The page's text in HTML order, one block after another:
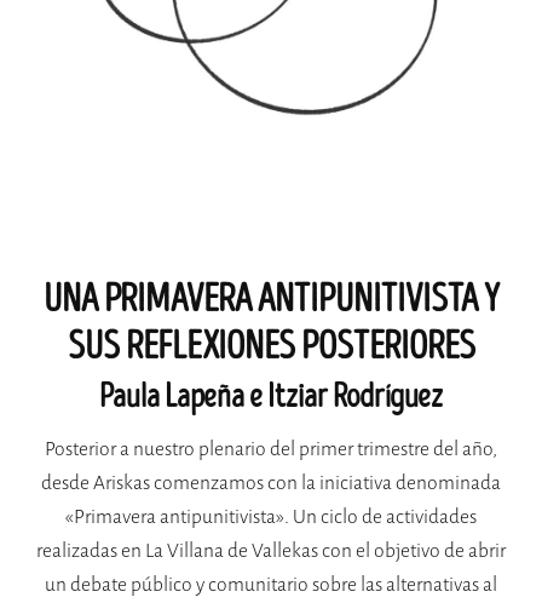
UNA PRIMAVERA ANTIPUNITIVISTA Y
SUS REFLEXIONES POSTERIORES
Paula Lapeña e Itziar Rodríguez
Posterior a nuestro plenario del primer trimestre del año,
desde Ariskas comenzamos con la iniciativa denominada
«Primavera antipunitivista». Un ciclo de actividades
realizadas en La Villana de Vallekas con el objetivo de abrir
un debate público y comunitario sobre las alternativas al